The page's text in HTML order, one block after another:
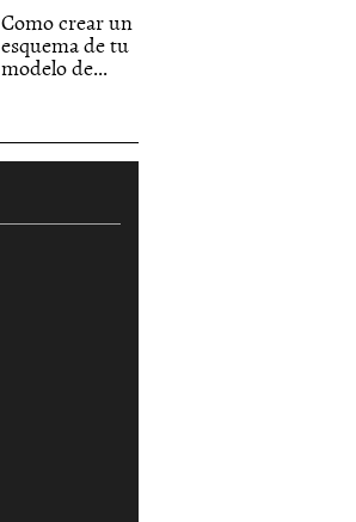
Como crear un
esquema de tu
modelo de...